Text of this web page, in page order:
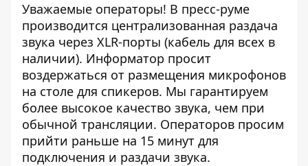
Уважаемые операторы! В пресс-руме
производится централизованная раздача
звука через XLR-порты (кабель для всех в
наличии). Информатор просит
воздержаться от размещения микрофонов
на столе для спикеров. Мы гарантируем
более высокое качество звука, чем при
обычной трансляции. Операторов просим
прийти раньше на 15 минут для
подключения и раздачи звука.